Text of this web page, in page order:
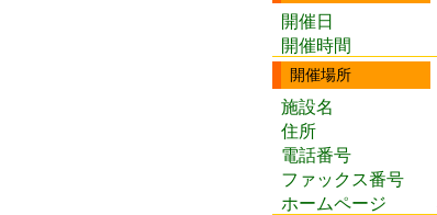
開催日
開催時間
開催場所
施設名
住所
電話番号
ファックス番号
ホームページ